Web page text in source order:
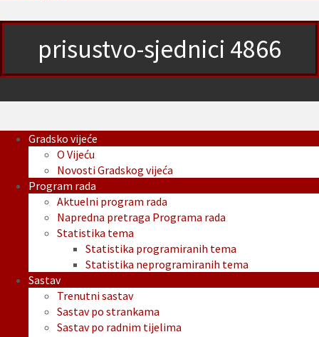
prisustvo-sjednici 4866
Gradsko vijeće
O Vijeću
Novosti Gradskog vijeća
Program rada
Aktuelni program rada
Napredna pretraga Programa rada
Statistika tema
Statistika programiranih tema
Statistika neprogramiranih tema
Sastav
Trenutni sastav
Sastav po strankama
Sastav po radnim tijelima